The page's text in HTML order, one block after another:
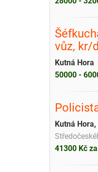
vůz, kr/
Kutná Hora
50000 -
Kutná
41300 Kč